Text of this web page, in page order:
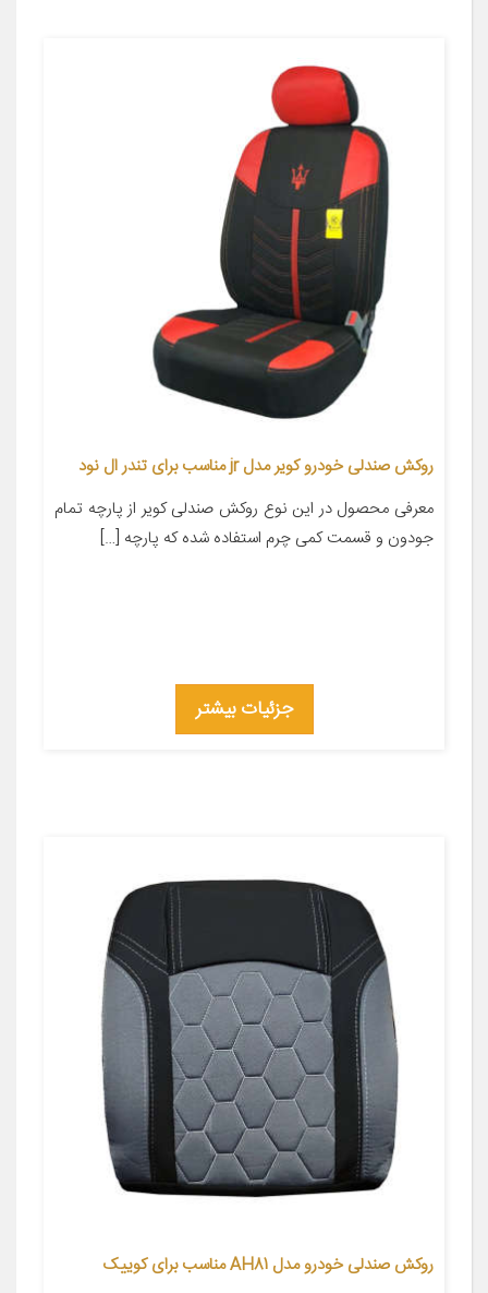
روکش صندلی خودرو کویر مدل jr مناسب برای تندر ال نود
معرفی محصول در این نوع روکش صندلی کویر از پارچه تمام
جودون و قسمت کمی چرم استفاده شده که پارچه […]
جزئیات بیشتر
روکش صندلی خودرو مدل AH81 مناسب برای کوییک